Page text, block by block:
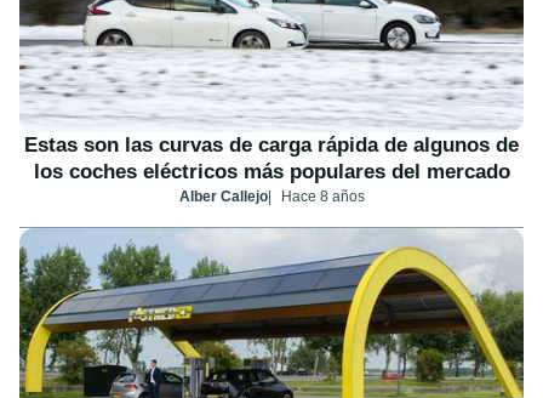
Estas son las curvas de carga rápida de algunos de
los coches eléctricos más populares del mercado
Alber Callejo Hace 8 años